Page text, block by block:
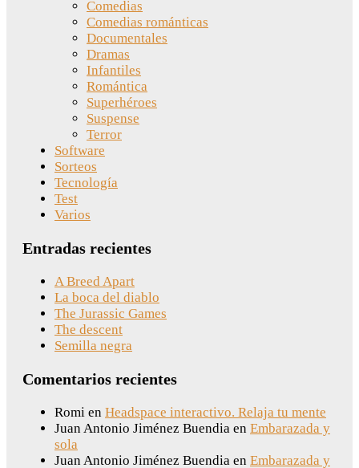
Comedias
Comedias románticas
Documentales
Dramas
Infantiles
Romántica
Superhéroes
Suspense
Terror
Software
Sorteos
Tecnología
Test
Varios
Entradas recientes
A Breed Apart
La boca del diablo
The Jurassic Games
The descent
Semilla negra
Comentarios recientes
Romi en Headspace interactivo. Relaja tu mente
Juan Antonio Jiménez Buendia en Embarazada y
sola
Juan Antonio Jiménez Buendia en Embarazada y